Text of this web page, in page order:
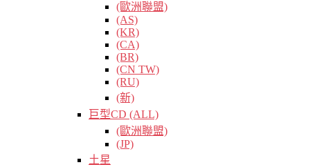
(歐洲聯盟)
(AS)
(KR)
(CA)
(BR)
(CN TW)
(RU)
(新)
巨型CD (ALL)
(歐洲聯盟)
(JP)
土星